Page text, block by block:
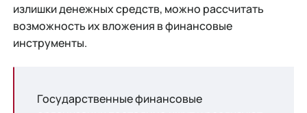
излишки денежных средств, можно рассчитать
возможность их вложения в финансовые
инструменты.
Государственные финансовые